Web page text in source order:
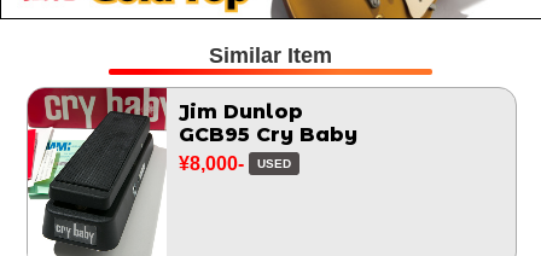
Similar Item
Jim Dunlop
GCB95 Cry Baby
¥8,000- USED